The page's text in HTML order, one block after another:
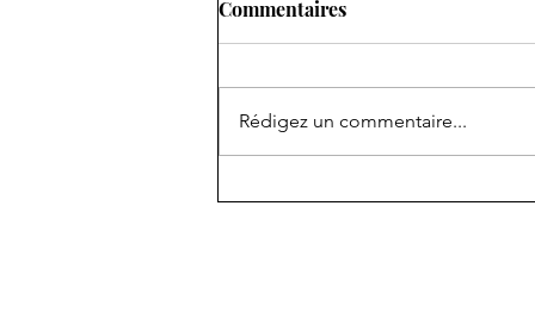
Commentaires
Rédigez un commentaire...